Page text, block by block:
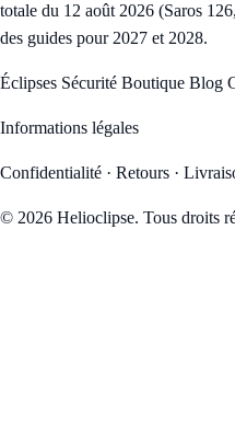
totale du 12 août 2026 (Saros
des guides pour 2027 et 2028.
Éclipses Sécurité Boutique Blog
Informations légales
Confidentialité · Retours ·
© 2026 Helioclipse. Tous droits